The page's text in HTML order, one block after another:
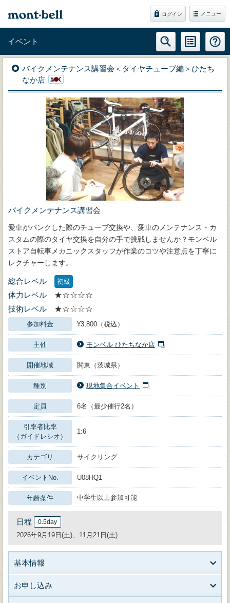
ログイン メニュー
イベント
バイクメンテナンス講習会＜タイヤチューブ編＞ひたち
なか店
バイクメンテナンス講習会
愛車がパンクした際のチューブ交換や、愛車のメンテナンス・カ
スタムの際のタイヤ交換を自分の手で挑戦しませんか？モンベル
ストア自転車メカニックスタッフが作業のコツや注意点を丁寧に
レクチャーします。
総合レベル 初級
体力レベル
★☆☆☆☆
技術レベル
★☆☆☆☆
参加料金 ¥3,800（税込）
主催 モンベル ひたちなか店
開催地域 関東（茨城県）
種別 現地集合イベント
定員 6名（最少催行2名）
引率者比率
（ガイドレシオ）
1:6
カテゴリ サイクリング
イベントNo. U08HQ1
年齢条件 中学生以上参加可能
日程 0.5day
2026年9月19日(土)、11月21日(土)
基本情報
お申し込み